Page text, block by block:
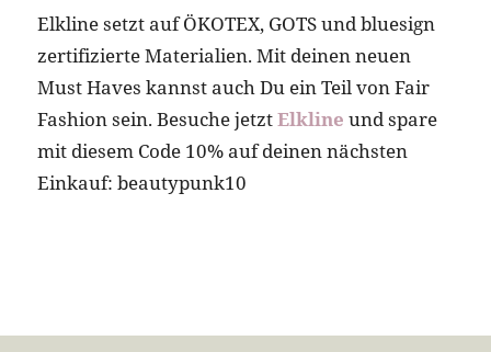
Elkline setzt auf ÖKOTEX, GOTS und bluesign
zertifizierte Materialien. Mit deinen neuen
Must Haves kannst auch Du ein Teil von Fair
Fashion sein. Besuche jetztElkline und spare
mit diesem Code 10% auf deinen nächsten
Einkauf: beautypunk10